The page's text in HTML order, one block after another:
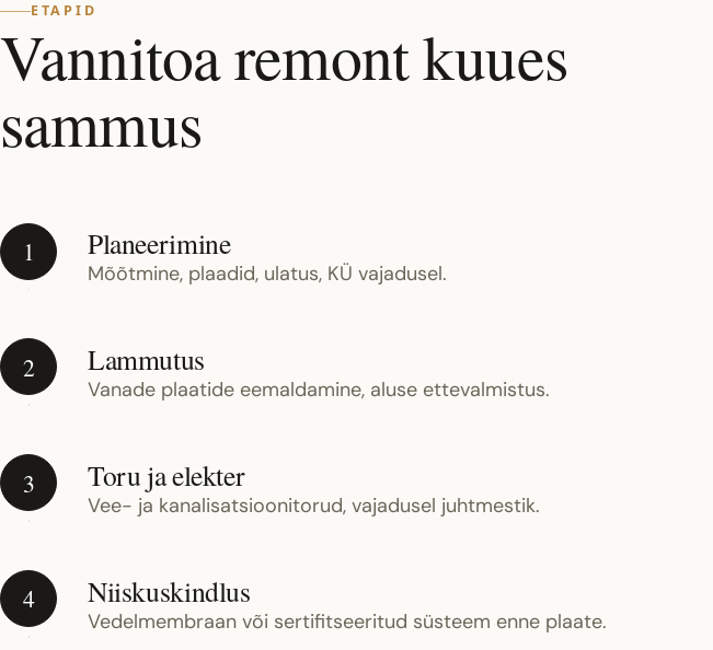
ETAPID
Vannitoa remont kuues
sammus
1 Planeerimine
Mõõtmine, plaadid, ulatus, KÜ vajadusel.
2 Lammutus
Vanade plaatide eemaldamine, aluse ettevalmistus.
3 Toru ja elekter
Vee- ja kanalisatsioonitorud, vajadusel juhtmestik.
4 Niiskuskindlus
Vedelmembraan või sertifitseeritud süsteem enne plaate.